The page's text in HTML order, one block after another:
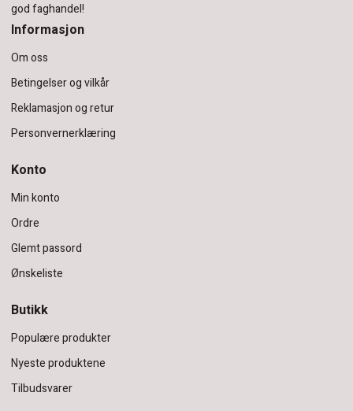
god faghandel!
Informasjon
Om oss
Betingelser og vilkår
Reklamasjon og retur
Personvernerklæring
Konto
Min konto
Ordre
Glemt passord
Ønskeliste
Butikk
Populære produkter
Nyeste produktene
Tilbudsvarer